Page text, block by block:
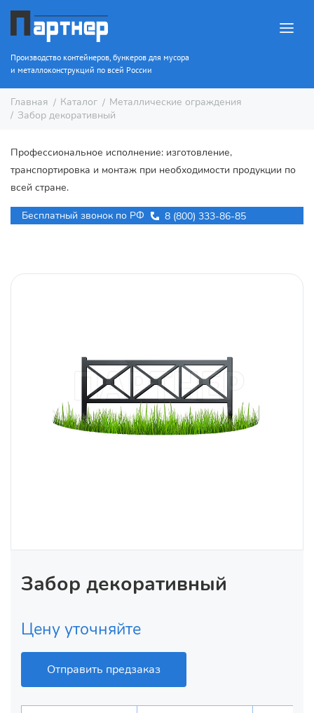
Производство контейнеров, бункеров для мусора
и металлоконструкций по всей России
Главная Каталог
Металлические ограждения
Забор декоративный
Профессиональное исполнение: изготовление,
транспортировка и монтаж при необходимости продукции по
всей стране.
Бесплатный звонок по РФ 8 (800) 333-86-85
Забор декоративный
Цену уточняйте
Отправить предзаказ